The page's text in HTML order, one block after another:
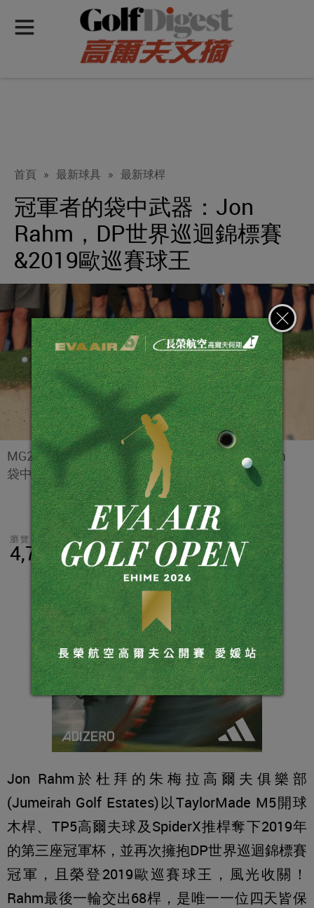
首頁 » 最新球具 » 最新球桿
冠軍者的袋中武器：Jon
Rahm，DP世界巡迴錦標賽
&2019歐巡賽球王
MG2挖起桿及TP5高爾夫球及SpiderX推桿是Rahm
袋中強而有力的勝利武器。
瀏覽數
4,744 分享 LINE
Jon Rahm於杜拜的朱梅拉高爾夫俱樂部
(Jumeirah Golf Estates)以TaylorMade M5開球
木桿、TP5高爾夫球及SpiderX推桿奪下2019年
的第三座冠軍杯，並再次擁抱DP世界巡迴錦標賽
冠軍，且榮登2019歐巡賽球王，風光收關！
Rahm最後一輪交出68桿，是唯一一位四天皆保